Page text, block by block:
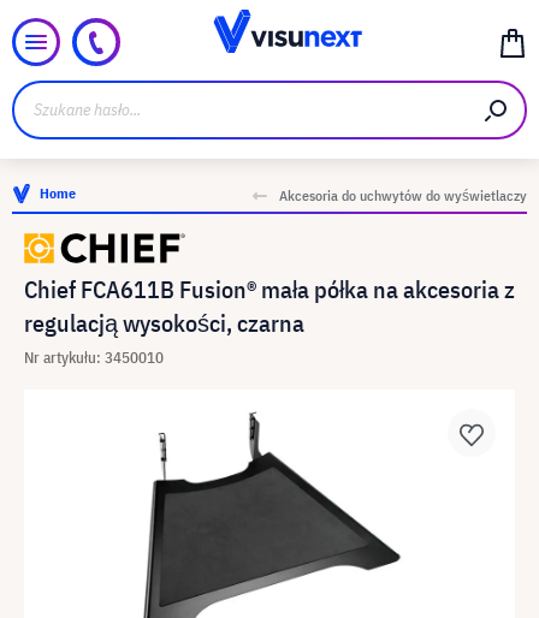
Home Akcesoria do uchwytów do wyświetlaczy
Chief FCA611B Fusion® mała półka na akcesoria z
regulacją wysokości, czarna
Nr artykułu: 3450010